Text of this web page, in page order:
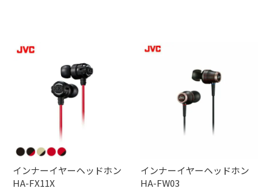
インナーイヤーヘッドホン
HA-FX11X
インナーイヤーヘッドホン
HA-FW03